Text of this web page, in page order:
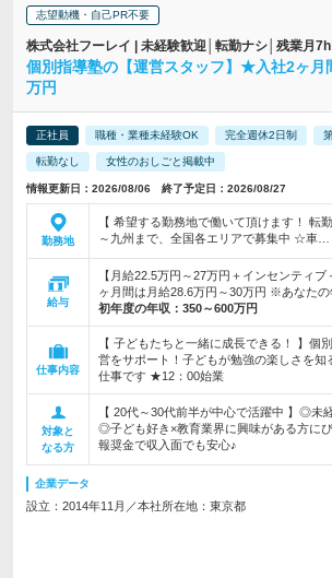
志望動機・自己PR不要
株式会社フーレイ | 未経験歓迎│転勤ナシ│残業月
個別指導塾の【運営スタッフ】★入社2ヶ月
万円
正社員 職種・業種未経験OK 完全週休2日制
転勤なし 女性のおしごと掲載中
情報更新日：2026/08/06 終了予定日：2026/08/27
勤務地
【 希望する勤務地で働いて頂けます！ 転
～九州まで、全国各エリアで募集中 ☆車…
給与
【月給22.5万円～27万円＋インセンティ
ヶ月間は月給28.6万円～30万円 ※あなたの
初年度の年収： 350～600万円
仕事内容
【 子どもたちと一緒に成長できる！ 】個
営をサポート！子どもが勉強の楽しさを知
仕事です ★12：00始業
対象と
なる方
【 20代～30代前半が中心で活躍中 】◎未
◎子ども好き×教育業界に興味がある方に
報奨金で収入面でも安心♪
企業データ
設立：2014年11月／本社所在地：東京都